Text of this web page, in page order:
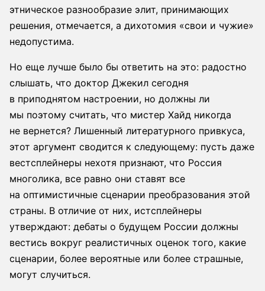
этническое разнообразие элит, принимающих
решения, отмечается, а дихотомия «свои и чужие»
недопустима.
Но еще лучше было бы ответить на это: радостно
слышать, что доктор Джекил сегодня
в приподнятом настроении, но должны ли
мы поэтому считать, что мистер Хайд никогда
не вернется? Лишенный литературного привкуса,
этот аргумент сводится к следующему: пусть даже
вестсплейнеры нехотя признают, что Россия
многолика, все равно они ставят все
на оптимистичные сценарии преобразования этой
страны. В отличие от них, истсплейнеры
утверждают: дебаты о будущем России должны
вестись вокруг реалистичных оценок того, какие
сценарии, более вероятные или более страшные,
могут случиться.